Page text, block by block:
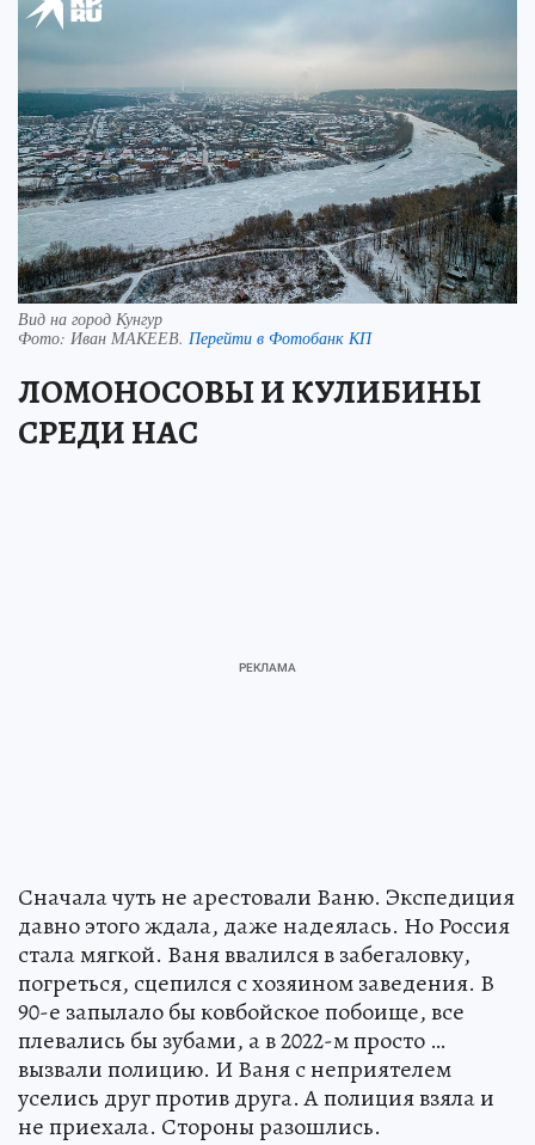
Вид на город Кунгур
Фото: Иван МАКЕЕВ. Перейти в Фотобанк КП
ЛОМОНОСОВЫ И КУЛИБИНЫ
СРЕДИ НАС
Сначала чуть не арестовали Ваню. Экспедиция
давно этого ждала, даже надеялась. Но Россия
стала мягкой. Ваня ввалился в забегаловку,
погреться, сцепился с хозяином заведения. В
90-е запылало бы ковбойское побоище, все
плевались бы зубами, а в 2022-м просто …
вызвали полицию. И Ваня с неприятелем
уселись друг против друга. А полиция взяла и
не приехала. Стороны разошлись.